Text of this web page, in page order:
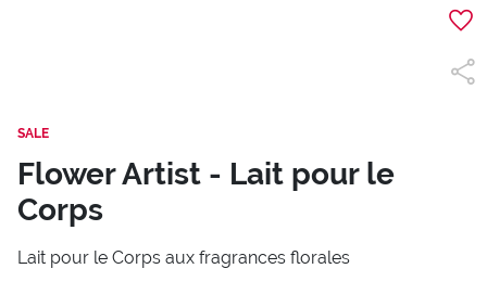
SALE
Flower Artist - Lait pour le
Corps
Lait pour le Corps aux fragrances florales